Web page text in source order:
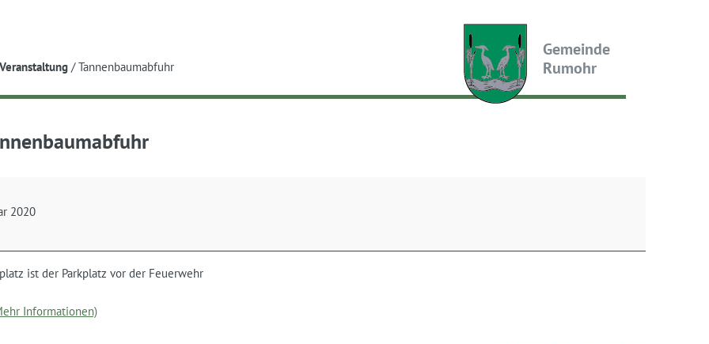
Veranstaltung /Tannenbaumabfuhr
Gemeinde
Rumohr
2020
ist der Parkplatz vor der Feuerwehr
Informationen)